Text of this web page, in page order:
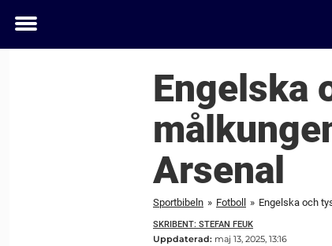
Toggle
Engelska
Arsenal
Sportbibeln » Fotboll » Engelska och
SKRIBENT: STEFAN FEUK
Uppdaterad: maj 13, 2025, 13:16